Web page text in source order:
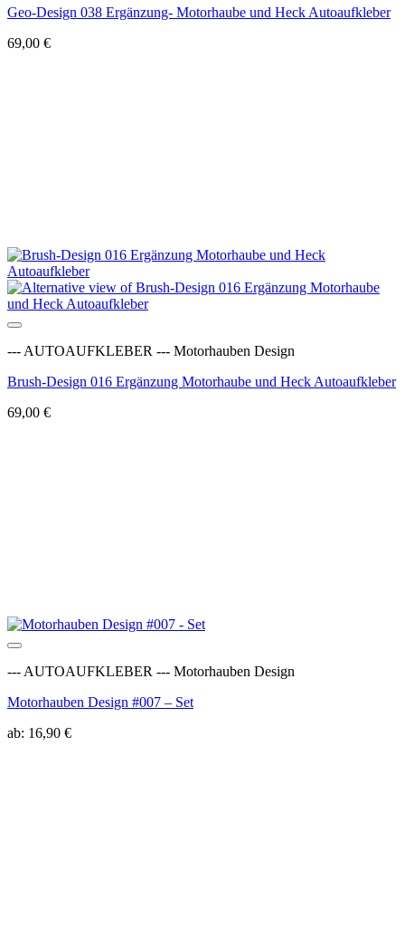
Geo-Design 038 Ergänzung- Motorhaube und Heck Autoaufkleber
69,00 €
--- AUTOAUFKLEBER --- Motorhauben Design
Brush-Design 016 Ergänzung Motorhaube und Heck Autoaufkleber
69,00 €
--- AUTOAUFKLEBER --- Motorhauben Design
Motorhauben Design #007 – Set
ab: 16,90 €